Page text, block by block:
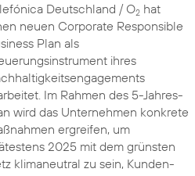
Deutschland / O2hat
neuen Corporate Responsible
Plan als
ihres
Im Rahmen des 5-Jahres-
wird das Unternehmen konkrete
ergreifen, um
2025 mit dem grünsten
klimaneutral zu sein, Kunden-